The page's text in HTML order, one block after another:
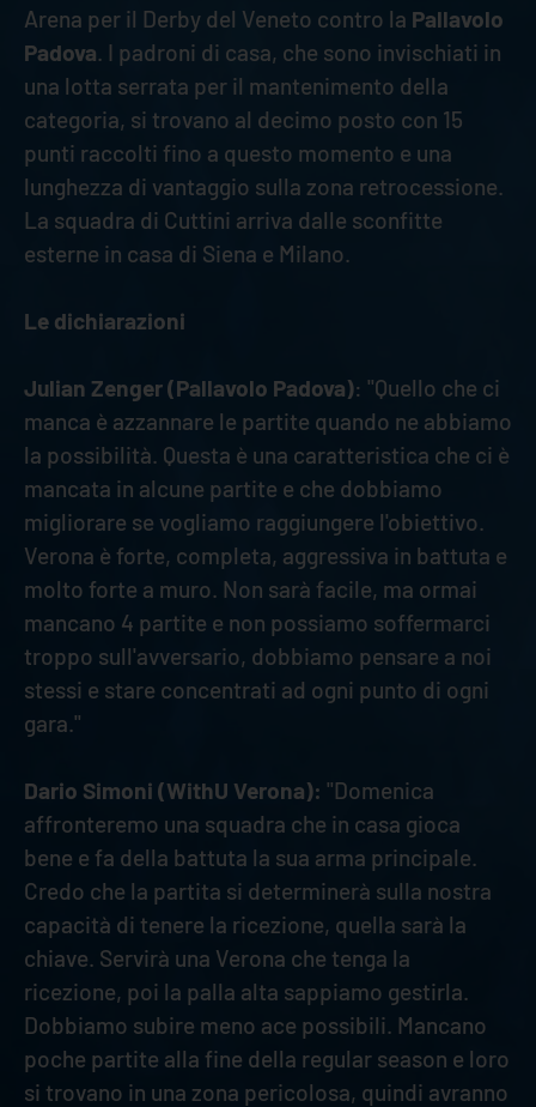
Arena per il Derby del Veneto contro la Pallavolo
Padova . I padroni di casa, che sono invischiati in
una lotta serrata per il mantenimento della
categoria, si trovano al decimo posto con 15
punti raccolti fino a questo momento e una
lunghezza di vantaggio sulla zona retrocessione.
La squadra di Cuttini arriva dalle sconfitte
esterne in casa di Siena e Milano.
Le dichiarazioni
Julian Zenger (Pallavolo Padova): "Quello che ci
manca è azzannare le partite quando ne abbiamo
la possibilità. Questa è una caratteristica che ci è
mancata in alcune partite e che dobbiamo
migliorare se vogliamo raggiungere l'obiettivo.
Verona è forte, completa, aggressiva in battuta e
molto forte a muro. Non sarà facile, ma ormai
mancano 4 partite e non possiamo soffermarci
troppo sull'avversario, dobbiamo pensare a noi
stessi e stare concentrati ad ogni punto di ogni
gara."
Dario Simoni (WithU Verona): "Domenica
affronteremo una squadra che in casa gioca
bene e fa della battuta la sua arma principale.
Credo che la partita si determinerà sulla nostra
capacità di tenere la ricezione, quella sarà la
chiave. Servirà una Verona che tenga la
ricezione, poi la palla alta sappiamo gestirla.
Dobbiamo subire meno ace possibili. Mancano
poche partite alla fine della regular season e loro
si trovano in una zona pericolosa, quindi avranno